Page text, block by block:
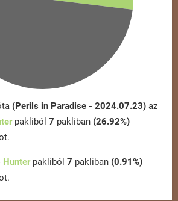
(Perils in Paradise - 2024.07.23) az
pakliból 7 pakliban (26.92%)
Hunterpakliból 7 pakliban (0.91%)